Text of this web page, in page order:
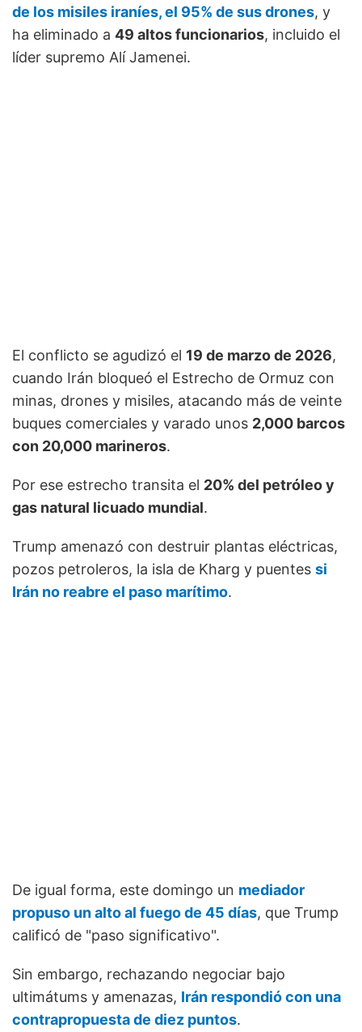
de los misiles iraníes, el 95% de sus drones, y
ha eliminado a 49 altos funcionarios, incluido el
líder supremo Alí Jamenei.
El conflicto se agudizó el 19 de marzo de 2026,
cuando Irán bloqueó el Estrecho de Ormuz con
minas, drones y misiles, atacando más de veinte
buques comerciales y varado unos 2,000 barcos
con 20,000 marineros.
Por ese estrecho transita el 20% del petróleo y
gas natural licuado mundial.
Trump amenazó con destruir plantas eléctricas,
pozos petroleros, la isla de Kharg y puentes si
Irán no reabre el paso marítimo.
De igual forma, este domingo un mediador
propuso un alto al fuego de 45 días, que Trump
calificó de "paso significativo".
Sin embargo, rechazando negociar bajo
ultimátums y amenazas, Irán respondió con una
contrapropuesta de diez puntos.